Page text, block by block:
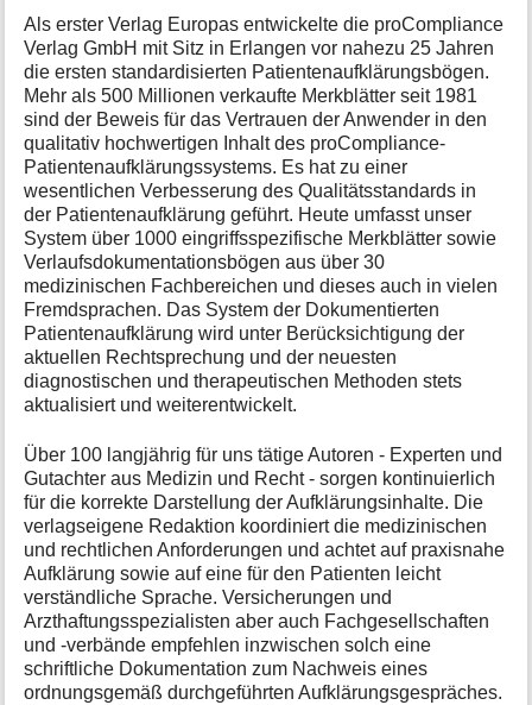
Als erster Verlag Europas entwickelte die proCompliance
Verlag GmbH mit Sitz in Erlangen vor nahezu 25 Jahren
die ersten standardisierten Patientenaufklärungsbögen.
Mehr als 500 Millionen verkaufte Merkblätter seit 1981
sind der Beweis für das Vertrauen der Anwender in den
qualitativ hochwertigen Inhalt des proCompliance-
Patientenaufklärungssystems. Es hat zu einer
wesentlichen Verbesserung des Qualitätsstandards in
der Patientenaufklärung geführt. Heute umfasst unser
System über 1000 eingriffsspezifische Merkblätter sowie
Verlaufsdokumentationsbögen aus über 30
medizinischen Fachbereichen und dieses auch in vielen
Fremdsprachen. Das System der Dokumentierten
Patientenaufklärung wird unter Berücksichtigung der
aktuellen Rechtsprechung und der neuesten
diagnostischen und therapeutischen Methoden stets
aktualisiert und weiterentwickelt.
Über 100 langjährig für uns tätige Autoren - Experten und
Gutachter aus Medizin und Recht - sorgen kontinuierlich
für die korrekte Darstellung der Aufklärungsinhalte. Die
verlagseigene Redaktion koordiniert die medizinischen
und rechtlichen Anforderungen und achtet auf praxisnahe
Aufklärung sowie auf eine für den Patienten leicht
verständliche Sprache. Versicherungen und
Arzthaftungsspezialisten aber auch Fachgesellschaften
und -verbände empfehlen inzwischen solch eine
schriftliche Dokumentation zum Nachweis eines
ordnungsgemäß durchgeführten Aufklärungsgespräches.